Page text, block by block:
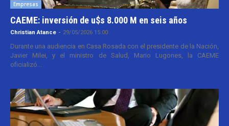
Empresas
CAEME: inversión de u$s 8.000 M en seis años
Christian Atance - 29/05/2026 15:00
Durante una audiencia en Casa Rosada con el presidente de la Nación,
Javier Milei, y el ministro de Salud, Mario Lugones, la CAEME
oficializó...